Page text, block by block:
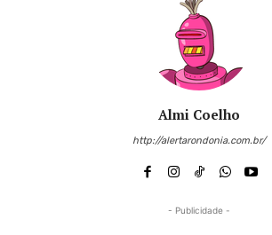
Almi Coelho
http://alertarondonia.com.br/
- Publicidade -